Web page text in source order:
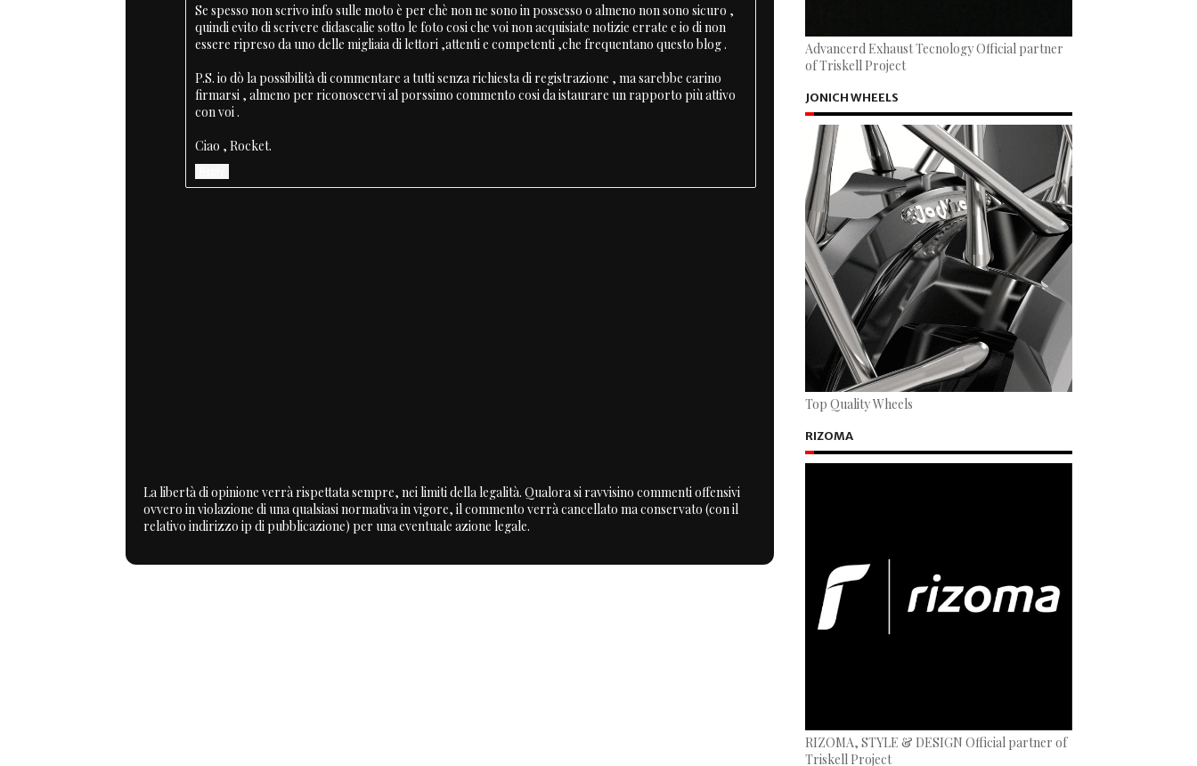
Se spesso non scrivo info sulle moto è per chè non ne sono in possesso o almeno non sono sicuro ,
quindi evito di scrivere didascalie sotto le foto cosi che voi non acquisiate notizie errate e io di non
essere ripreso da uno delle migliaia di lettori ,attenti e competenti ,che frequentano questo blog .
P.S. io dò la possibilità di commentare a tutti senza richiesta di registrazione , ma sarebbe carino
firmarsi , almeno per riconoscervi al porssimo commento cosi da istaurare un rapporto più attivo
con voi .
Ciao , Rocket.
La libertà di opinione verrà rispettata sempre, nei limiti della legalità. Qualora si ravvisino commenti offensivi
ovvero in violazione di una qualsiasi normativa in vigore, il commento verrà cancellato ma conservato (con il
relativo indirizzo ip di pubblicazione) per una eventuale azione legale.
Advancerd Exhaust Tecnology Official partner
of Triskell Project
JONICH WHEELS
Top Quality Wheels
RIZOMA
RIZOMA, STYLE & DESIGN Official partner of
Triskell Project